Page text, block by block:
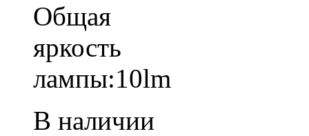
Общая
яркость
лампы:10lm
В наличии